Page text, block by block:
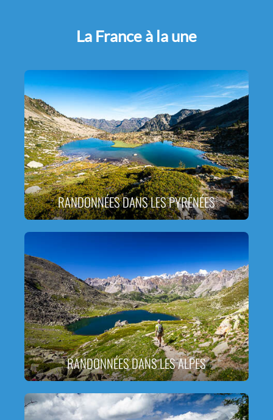
La France à la une
RANDONNÉES DANS LES PYRÉNÉES
RANDONNÉES DANS LES ALPES